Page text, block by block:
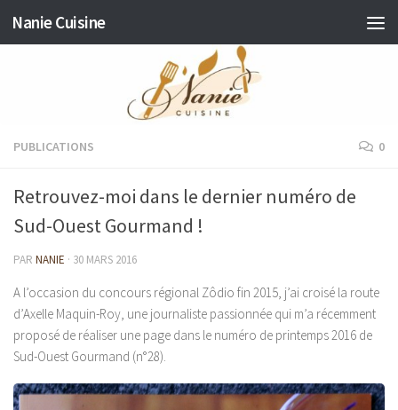
Skip to content
Nanie Cuisine
PUBLICATIONS 0
Retrouvez-moi dans le dernier numéro de
Sud-Ouest Gourmand !
PAR NANIE · 30 MARS 2016
A l’occasion du concours régional Zôdio fin 2015, j’ai croisé la route
d’Axelle Maquin-Roy, une journaliste passionnée qui m’a récemment
proposé de réaliser une page dans le numéro de printemps 2016 de
Sud-Ouest Gourmand (n°28).